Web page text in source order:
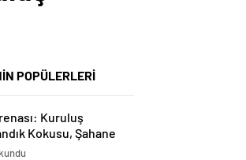
POPÜLERLERİ
Kuruluş
Kokusu, Şahane
Sıralamada? 24